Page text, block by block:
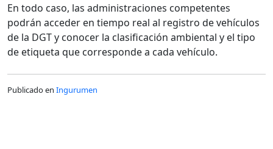
En todo caso, las administraciones competentes
podrán acceder en tiempo real al registro de vehículos
de la DGT y conocer la clasificación ambiental y el tipo
de etiqueta que corresponde a cada vehículo.
Publicado en Ingurumen